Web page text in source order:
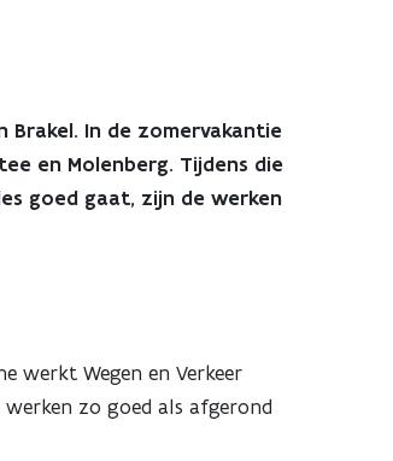
Brakel. In de zomervakantie
en Molenberg. Tijdens die
goed gaat, zijn de werken
werkt Wegen en Verkeer
zo goed als afgerond